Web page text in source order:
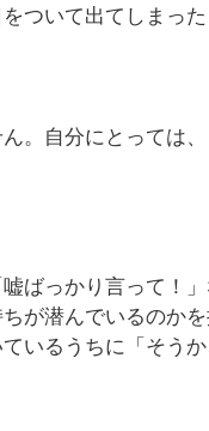
ついて出てしまった
。自分にとっては
ばっかり言って！
が潜んでいるのか
いるうちに「そう